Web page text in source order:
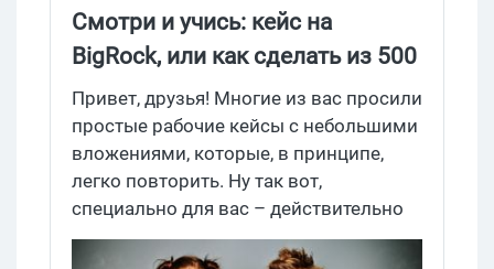
Смотри и учись: кейс на
BigRock, или как сделать из 500
рублей 22 500
Привет, друзья! Многие из вас просили
простые рабочие кейсы с небольшими
вложениями, которые, в принципе,
легко повторить. Ну так вот,
специально для вас – действительно
очень легкий и интересный case study,
как из 500 рублей сделать все 22 500.